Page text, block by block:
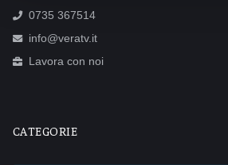
0735 367514
info@veratv.it
Lavora con noi
CATEGORIE